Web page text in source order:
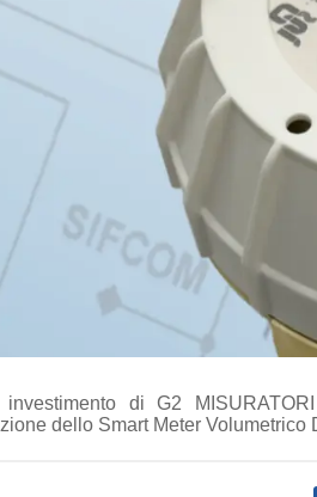
investimento di G2
dello Smart Meter Volumetrico